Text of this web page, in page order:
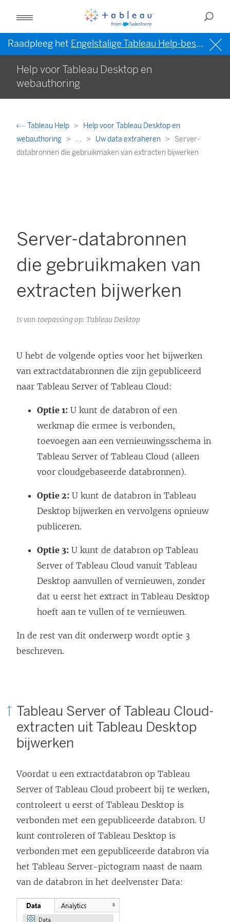
Raadpleeg het Engelstalige Tableau Help-bestand (VS)
Help voor Tableau Desktop en
webauthoring
Tableau Help
Help voor Tableau Desktop en
webauthoring
... Uw data extraheren
Server-
databronnen die gebruikmaken van extracten bijwerken
Server-databronnen
die gebruikmaken van
extracten bijwerken
Is van toepassing op: Tableau Desktop
U hebt de volgende opties voor het bijwerken
van extractdatabronnen die zijn gepubliceerd
naar Tableau Server of Tableau Cloud:
Optie 1: U kunt de databron of een
werkmap die ermee is verbonden,
toevoegen aan een vernieuwingsschema in
Tableau Server of Tableau Cloud (alleen
voor cloudgebaseerde databronnen).
Optie 2: U kunt de databron in Tableau
Desktop bijwerken en vervolgens opnieuw
publiceren.
Optie 3: U kunt de databron op Tableau
Server of Tableau Cloud vanuit Tableau
Desktop aanvullen of vernieuwen, zonder
dat u eerst het extract in Tableau Desktop
hoeft aan te vullen of te vernieuwen.
In de rest van dit onderwerp wordt optie 3
beschreven.
Tableau Server of Tableau Cloud-
extracten uit Tableau Desktop
bijwerken
Voordat u een extractdatabron op Tableau
Server of Tableau Cloud probeert bij te werken,
controleert u eerst of Tableau Desktop is
verbonden met een gepubliceerde databron. U
kunt controleren of Tableau Desktop is
verbonden met een gepubliceerde databron via
het Tableau Server-pictogram naast de naam
van de databron in het deelvenster Data: